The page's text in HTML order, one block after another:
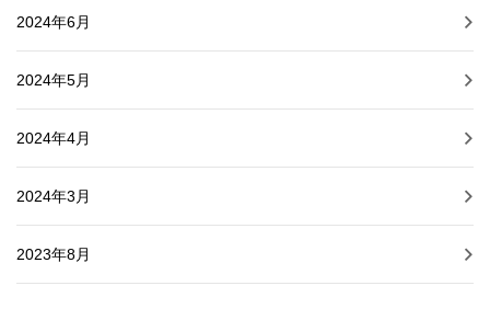
2024年6月
2024年5月
2024年4月
2024年3月
2023年8月